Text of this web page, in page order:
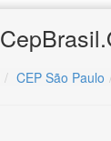
CEP São Paulo